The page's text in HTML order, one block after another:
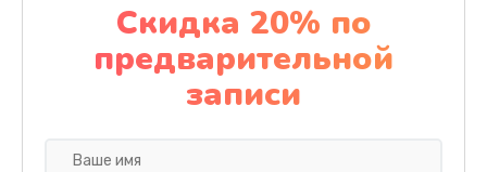
Замена дисплея (экрана)
2000 руб.
Заказать
Ремонт платы электроники
Скидка 20% по
предварительной
записи